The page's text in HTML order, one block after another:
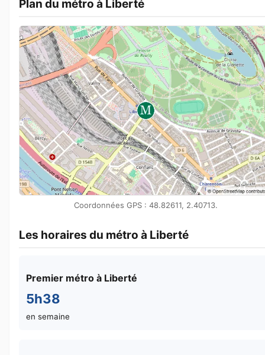
Plan du métro à Liberté
Coordonnées GPS : 48.82611, 2.40713.
Les horaires du métro à Liberté
Premier métro à Liberté
5h38
en semaine